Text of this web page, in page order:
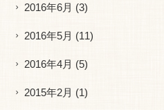
2016年6月 (3)
2016年5月 (11)
2016年4月 (5)
2015年2月 (1)